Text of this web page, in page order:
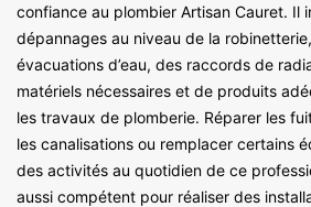
confiance au plombier Artisan Cauret. Il
dépannages au niveau de la
évacuations d’eau, des raccords de
matériels nécessaires et de produits
les travaux de plomberie. Réparer les
les canalisations ou remplacer certains
des activités au quotidien de ce
aussi compétent pour réaliser des